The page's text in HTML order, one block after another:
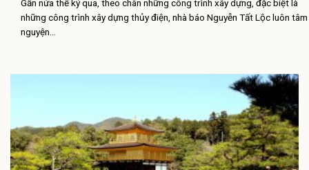
Gần nửa thế kỷ qua, theo chân những công trình xây dựng, đặc biệt là
những công trình xây dựng thủy điện, nhà báo Nguyễn Tất Lộc luôn tâm
nguyện...